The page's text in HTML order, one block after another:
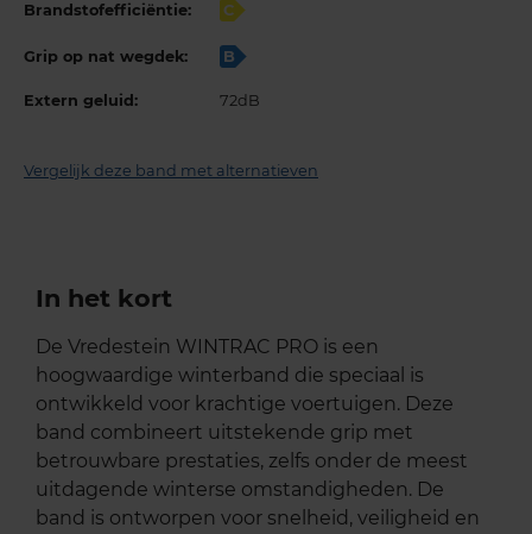
Brandstofefficiëntie: C
Grip op nat wegdek: B
Extern geluid: 72dB
Vergelijk deze band met alternatieven
In het kort
De Vredestein WINTRAC PRO is een
hoogwaardige winterband die speciaal is
ontwikkeld voor krachtige voertuigen. Deze
band combineert uitstekende grip met
betrouwbare prestaties, zelfs onder de meest
uitdagende winterse omstandigheden. De
band is ontworpen voor snelheid, veiligheid en